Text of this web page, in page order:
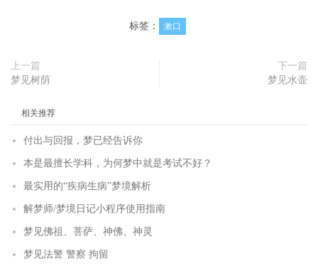
标签： 漱口
上一篇
梦见树荫
下一篇
梦见水壶
相关推荐
付出与回报，梦已经告诉你
本是最擅长学科，为何梦中就是考试不好？
最实用的“疾病生病”梦境解析
解梦师/梦境日记小程序使用指南
梦见佛祖、菩萨、神佛、神灵
梦见法警 警察 拘留